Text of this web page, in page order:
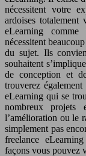
nécessitent votre
ardoises
eLearning
nécessitent
du sujet. Ils
souhaitent
de conception et
trouverez
eLearning qui se
nombreux projets
l’amélioration ou le
simplement pas
freelance
façons vous pouvez